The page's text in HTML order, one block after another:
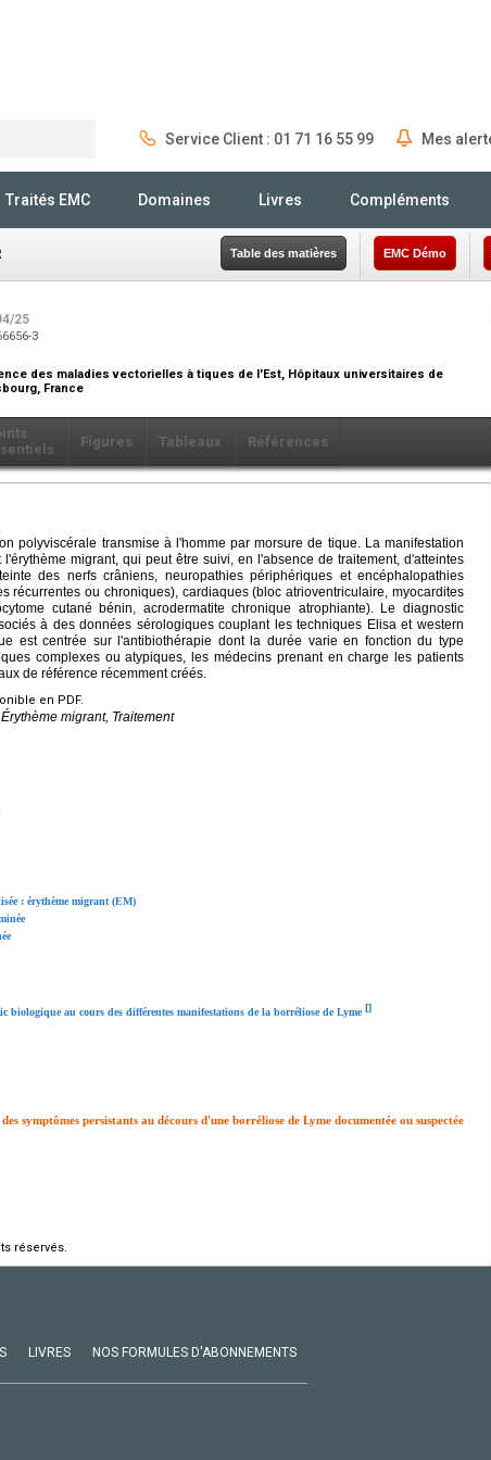
Service Client : 01 71 16 55 99 Mes
Traités EMC Domaines Livres Compléments
Table des matières EMC Démo
25
3
des maladies vectorielles à tiques de l'Est, Hôpitaux universitaires de
France
Figures Tableaux Références
polyviscérale transmise à l'homme par morsure de tique. La manifestation
migrant, qui peut être suivi, en l'absence de traitement, d'atteintes
des nerfs crâniens, neuropathies périphériques et encéphalopathies
récurrentes ou chroniques), cardiaques (bloc atrioventriculaire, myocardites
cutané bénin, acrodermatite chronique atrophiante). Le diagnostic
à des données sérologiques couplant les techniques Elisa et western
est centrée sur l'antibiothérapie dont la durée varie en fonction du type
complexes ou atypiques, les médecins prenant en charge les patients
de référence récemment créés.
en PDF.
migrant, Traitement
: érythème migrant (EM)
biologique au cours des différentes manifestations de la borréliose de Lyme[]
symptômes persistants au décours d'une borréliose de Lyme documentée ou suspectée
réservés.
LIVRES NOS FORMULES D'ABONNEMENTS